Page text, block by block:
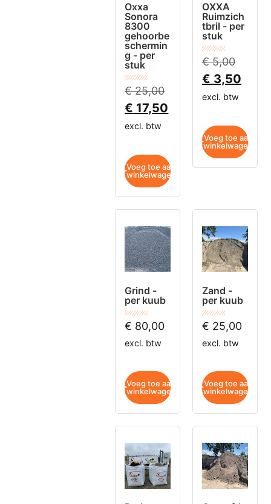
Oxxa
Sonora
8300
gehoorbe
schermin
g - per
stuk
€25,00
€ 17,50
excl. btw
Voeg toe aan
winkelwagen
OXXA
Ruimzich
tbril - per
stuk
€5,00
€ 3,50
excl. btw
Voeg toe aan
winkelwagen
Grind -
per kuub
€ 80,00
excl. btw
Voeg toe aan
winkelwagen
Zand -
per kuub
€ 25,00
excl. btw
Voeg toe aan
winkelwagen